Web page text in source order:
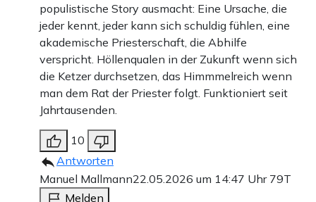
populistische Story ausmacht: Eine Ursache, die
jeder kennt, jeder kann sich schuldig fühlen, eine
akademische Priesterschaft, die Abhilfe
verspricht. Höllenqualen in der Zukunft wenn sich
die Ketzer durchsetzen, das Himmmelreich wenn
man dem Rat der Priester folgt. Funktioniert seit
Jahrtausenden.
10
Antworten
Manuel Mallmann22.05.2026 um 14:47 Uhr 79T
Melden